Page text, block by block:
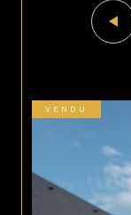
VENDU